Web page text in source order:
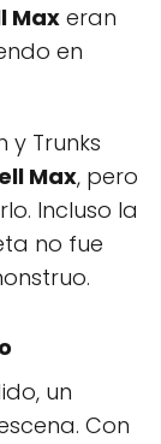
Max eran
en
y Trunks
Max, pero
Incluso la
no fue
un
Con